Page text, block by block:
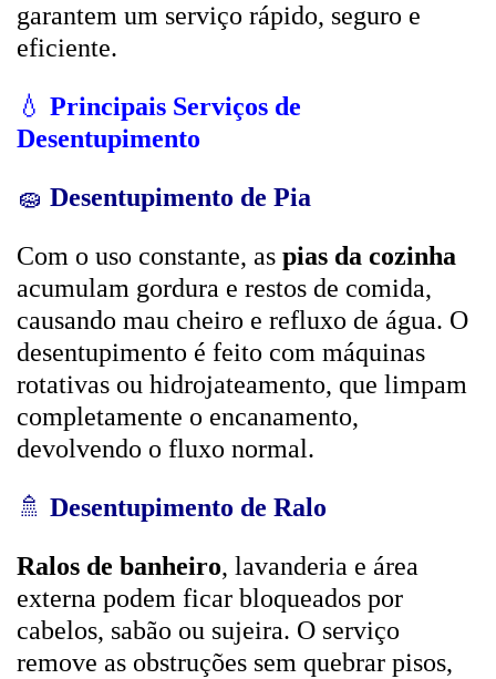
garantem um serviço rápido, seguro e
eficiente.
💧 Principais Serviços de
Desentupimento
🧽 Desentupimento de Pia
Com o uso constante, as pias da cozinha
acumulam gordura e restos de comida,
causando mau cheiro e refluxo de água. O
desentupimento é feito com máquinas
rotativas ou hidrojateamento, que limpam
completamente o encanamento,
devolvendo o fluxo normal.
🚿 Desentupimento de Ralo
Ralos de banheiro, lavanderia e área
externa podem ficar bloqueados por
cabelos, sabão ou sujeira. O serviço
remove as obstruções sem quebrar pisos,